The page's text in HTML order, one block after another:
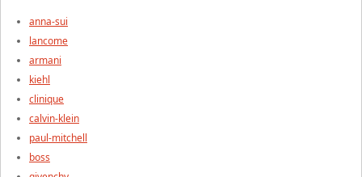
anna-sui
lancome
armani
kiehl
clinique
calvin-klein
paul-mitchell
boss